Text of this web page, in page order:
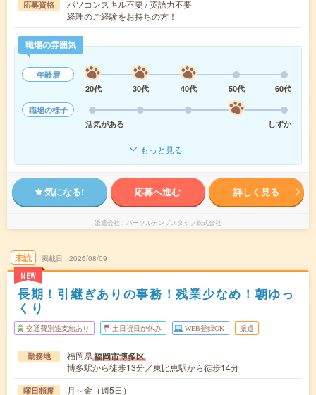
応募資格
パソコンスキル不要 / 英語力不要
経理のご経験をお持ちの方！
職場の雰囲気
年齢層
20代
30代 40代 50代
60代
職場の様子
活気がある
しずか
もっと見る
気になる! 応募へ進む 詳しく見る
派遣会社 パーソルテンプスタッフ株式会社
未読
NEW
掲載日 2026/08/09
長期！引継ぎありの事務！残業少なめ！朝ゆっ
くり
交通費別途支給あり 土日祝日が休み WEB登録OK 派遣
勤務地 福岡県福岡市博多区
博多駅から徒歩13分／東比恵駅から徒歩14分
曜日頻度 月～金（週5日）